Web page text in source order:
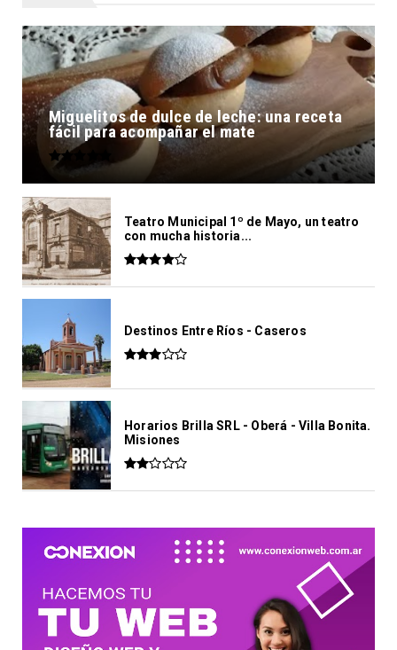
Miguelitos de dulce de leche: una receta
fácil para acompañar el mate
Teatro Municipal 1º de Mayo, un teatro
con mucha historia...
Destinos Entre Ríos - Caseros
Horarios Brilla SRL - Oberá - Villa Bonita.
Misiones